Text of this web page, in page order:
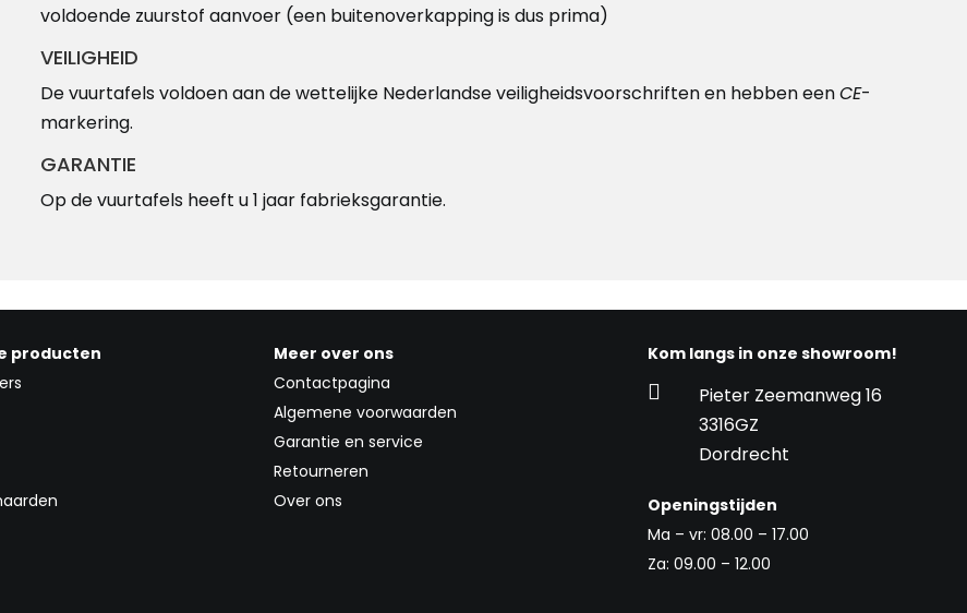
voldoende zuurstof aanvoer (een buitenoverkapping is dus prima)
VEILIGHEID
De vuurtafels voldoen aan de wettelijke Nederlandse veiligheidsvoorschriften en hebben eenCE-
markering.
GARANTIE
Op de vuurtafels heeft u 1 jaar fabrieksgarantie.
producten
Meer over ons
Contactpagina
Algemene voorwaarden
Garantie en service
Retourneren
Over ons
Kom langs in onze showroom!

Pieter Zeemanweg 16
3316GZ
Dordrecht
Openingstijden
Ma – vr: 08.00 – 17.00
Za: 09.00 – 12.00